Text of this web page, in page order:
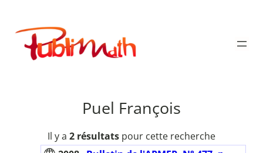
contenu
Publimath
Puel François
Il y a 2 résultats pour cette recherche